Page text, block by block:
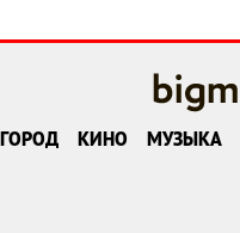
ГОРОД КИНО МУЗЫКА